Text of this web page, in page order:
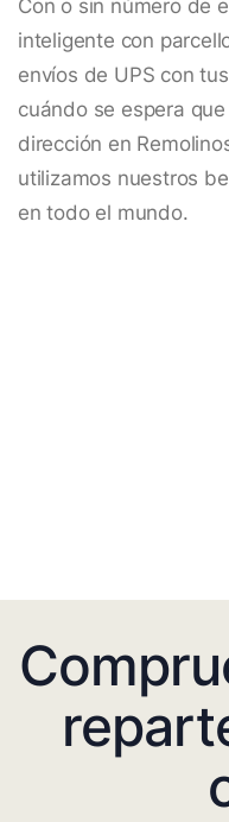
Con o sin número de
inteligente con
envíos de UPS con
cuándo se espera
dirección en
utilizamos nuestros
en todo el mundo.